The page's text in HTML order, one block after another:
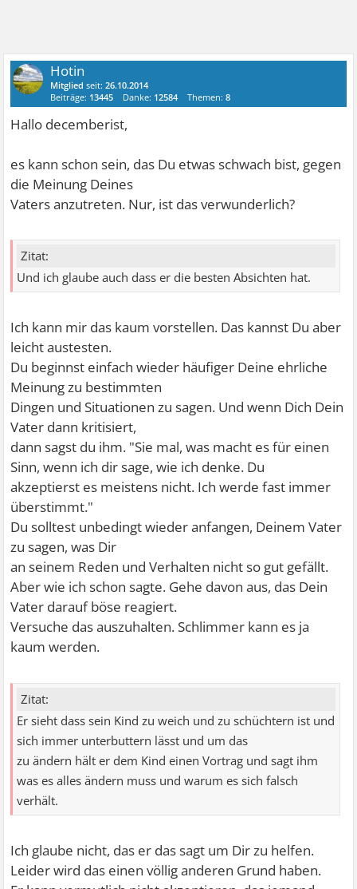
Hotin
Mitglied seit:26.10.2014
Beiträge: 13445 Danke: 12584 Themen:8
Hallo decemberist,
es kann schon sein, das Du etwas schwach bist, gegen
die Meinung Deines
Vaters anzutreten. Nur, ist das verwunderlich?
Zitat:
Und ich glaube auch dass er die besten Absichten hat.
Ich kann mir das kaum vorstellen. Das kannst Du aber
leicht austesten.
Du beginnst einfach wieder häufiger Deine ehrliche
Meinung zu bestimmten
Dingen und Situationen zu sagen. Und wenn Dich Dein
Vater dann kritisiert,
dann sagst du ihm. "Sie mal, was macht es für einen
Sinn, wenn ich dir sage, wie ich denke. Du
akzeptierst es meistens nicht. Ich werde fast immer
überstimmt."
Du solltest unbedingt wieder anfangen, Deinem Vater
zu sagen, was Dir
an seinem Reden und Verhalten nicht so gut gefällt.
Aber wie ich schon sagte. Gehe davon aus, das Dein
Vater darauf böse reagiert.
Versuche das auszuhalten. Schlimmer kann es ja
kaum werden.
Zitat:
Er sieht dass sein Kind zu weich und zu schüchtern ist und
sich immer unterbuttern lässt und um das
zu ändern hält er dem Kind einen Vortrag und sagt ihm
was es alles ändern muss und warum es sich falsch
verhält.
Ich glaube nicht, das er das sagt um Dir zu helfen.
Leider wird das einen völlig anderen Grund haben.